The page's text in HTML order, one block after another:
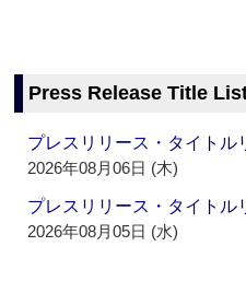
Press Release Title
プレスリリース・タイト
2026年08月06日 (木)
プレスリリース・タイト
2026年08月05日 (水)